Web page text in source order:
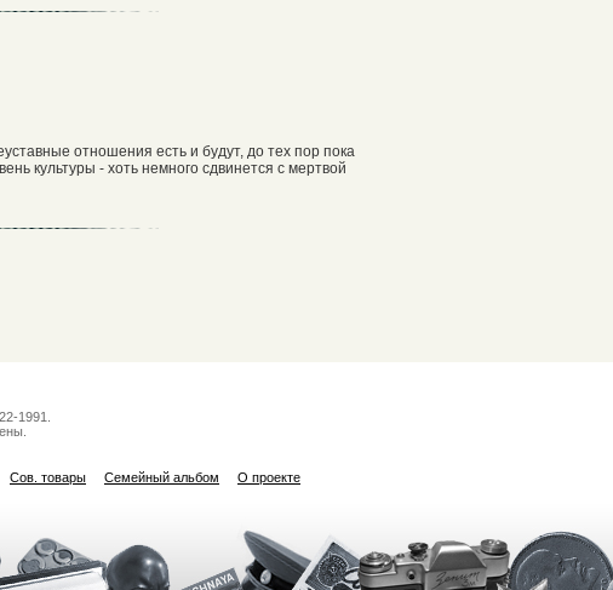
отношения есть и будут, до тех пор пока
культуры - хоть немного сдвинется с мертвой
1991.
Сов. товары Семейный альбом О проекте